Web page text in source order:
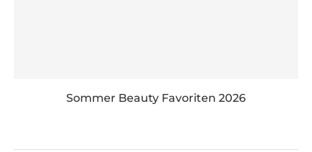
Sommer Beauty Favoriten 2026